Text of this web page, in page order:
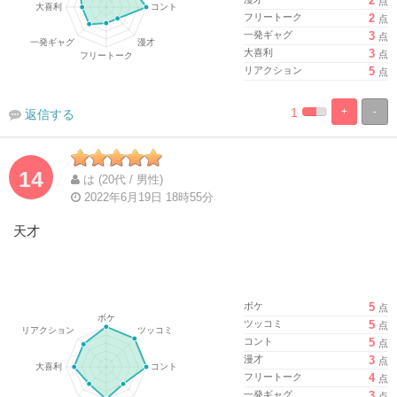
フリートーク
2 点
一発ギャグ
3 点
大喜利
3 点
リアクション
5 点
-
+
% 100%
1
返信する
14
は (20代 / 男性)
2022年6月19日 18時55分
天才
ボケ 5 点
ツッコミ
5 点
コント
5 点
漫才
3 点
フリートーク
4 点
一発ギャグ